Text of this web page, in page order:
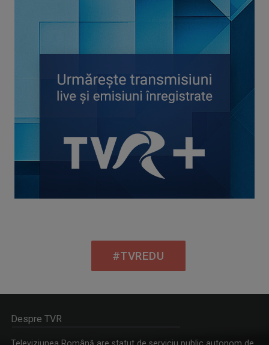
#TVREDU
Despre TVR